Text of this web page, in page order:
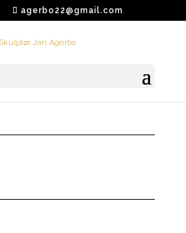
agerbo22@gmail.com